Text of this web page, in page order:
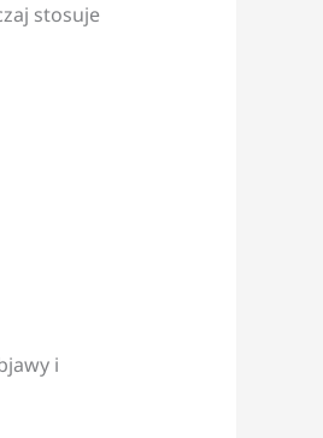
stosuje
i